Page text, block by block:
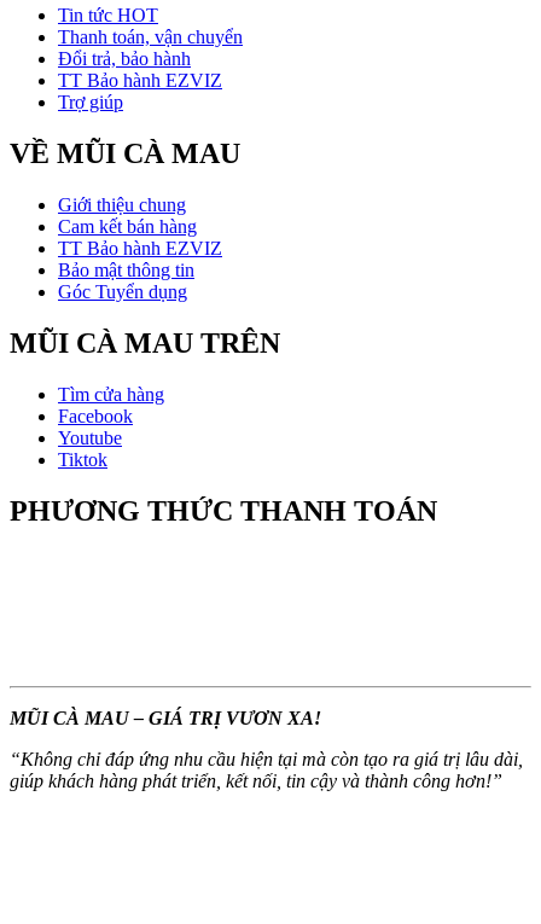
Tin tức HOT
Thanh toán, vận chuyển
Đổi trả, bảo hành
TT Bảo hành EZVIZ
Trợ giúp
VỀ MŨI CÀ MAU
Giới thiệu chung
Cam kết bán hàng
TT Bảo hành EZVIZ
Bảo mật thông tin
Góc Tuyển dụng
MŨI CÀ MAU TRÊN
Tìm cửa hàng
Facebook
Youtube
Tiktok
PHƯƠNG THỨC THANH TOÁN
MŨI CÀ MAU – GIÁ TRỊ VƯƠN XA!
“Không chỉ đáp ứng nhu cầu hiện tại mà còn tạo ra giá trị lâu dài,
giúp khách hàng phát triển, kết nối, tin cậy và thành công hơn!”